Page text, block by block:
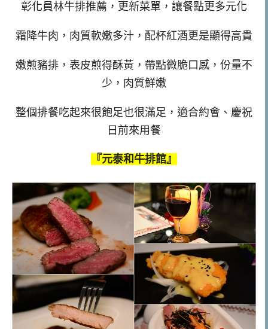
彰化員林牛排推薦，更新菜單，讓餐點更多元化
霜降牛肉，肉質軟嫩多汁，配杯紅酒更是顯得高貴
嫩煎豬排，表皮煎得酥黃，帶點微脆口感，份量不
少，肉質鮮嫩
整個排餐吃起來很飽足也很滿足，適合約會、慶祝
日前來用餐
『元泰和牛排館』